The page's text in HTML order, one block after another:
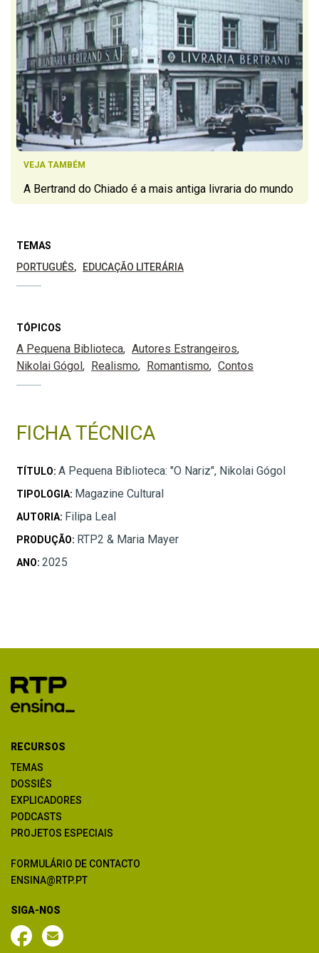
VEJA TAMBÉM
A Bertrand do Chiado é a mais antiga livraria do mundo
TEMAS
PORTUGUÊS
EDUCAÇÃO LITERÁRIA
TÓPICOS
A Pequena Biblioteca
Autores Estrangeiros
Nikolai Gógol
Realismo Romantismo Contos
FICHA TÉCNICA
TÍTULO: A Pequena Biblioteca: "O Nariz", Nikolai Gógol
TIPOLOGIA: Magazine Cultural
AUTORIA: Filipa Leal
PRODUÇÃO: RTP2 & Maria Mayer
ANO: 2025
RECURSOS
TEMAS
DOSSIÊS
EXPLICADORES
PODCASTS
PROJETOS ESPECIAIS
FORMULÁRIO DE CONTACTO
ENSINA@RTP.PT
SIGA-NOS